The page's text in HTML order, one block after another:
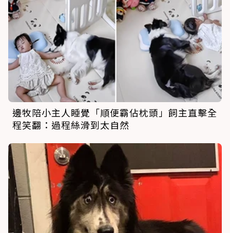
邊牧陪小主人睡覺「順便霸佔枕頭」飼主直擊全
程笑翻：過程絲滑到太自然